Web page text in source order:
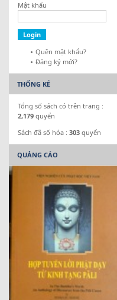
Mật khẩu
Quên mật khẩu?
Đăng ký mới?
THỐNG KÊ
Tổng số sách có trên trang :
2,179 quyển
Sách đã số hóa : 303 quyển
QUẢNG CÁO